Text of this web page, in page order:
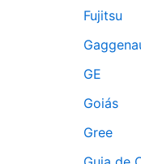
Fujitsu
GE
Goiás
Gree